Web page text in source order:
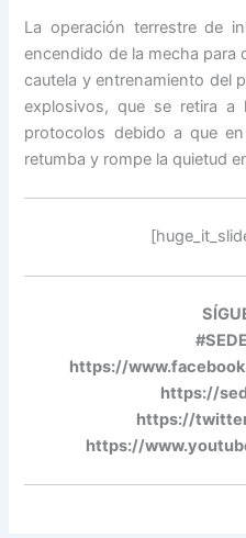
La operación terrestre de
encendido de la mecha para
cautela y entrenamiento del
explosivos, que se retira a
protocolos debido a que
retumba y rompe la quietud
https://
https://
https://
https://